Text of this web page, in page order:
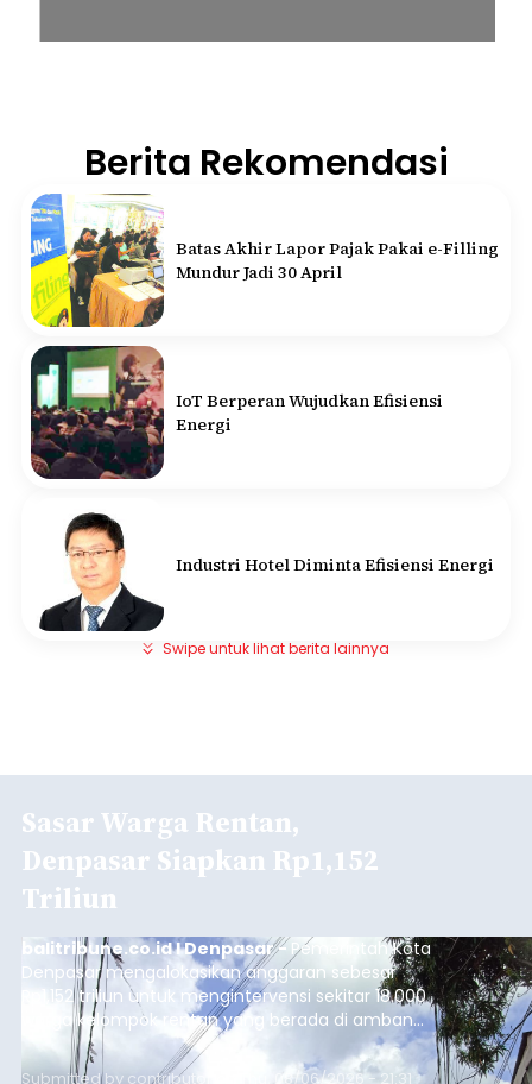
Berita Rekomendasi
Batas Akhir Lapor Pajak Pakai e-Filling
Mundur Jadi 30 April
IoT Berperan Wujudkan Efisiensi
Energi
Industri Hotel Diminta Efisiensi Energi
Swipe untuk lihat berita lainnya
Sasar Warga Rentan,
Denpasar Siapkan Rp1,152
Triliun
balitribune.co.id I Denpasar - Pemerintah Kota
Denpasar mengalokasikan anggaran sebesar
Rp1,152 triliun untuk mengintervensi sekitar 18.000
warga kelompok rentan yang berada di ambang
garis kemiskinan. Langkah strategis ini diambil
guna menjaga masyarakat yang berada pada
Submitted by contributor Thu, 08/06/2026 - 21:31